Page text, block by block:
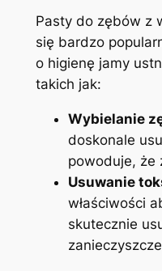
Pasty do zębów z
‌się bardzo
o⁢ higienę jamy
takich jak:
Wybielanie
doskonale
powoduje,⁢ że
Usuwanie
właściwości
skutecznie